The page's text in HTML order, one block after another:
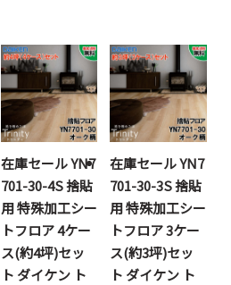
在庫セール YN7
701-30-4S 捨貼
用 特殊加工シー
トフロア 4ケー
ス(約4坪)セッ
ト ダイケン ト
在庫セール YN7
701-30-3S 捨貼
用 特殊加工シー
トフロア 3ケー
ス(約3坪)セッ
ト ダイケン ト